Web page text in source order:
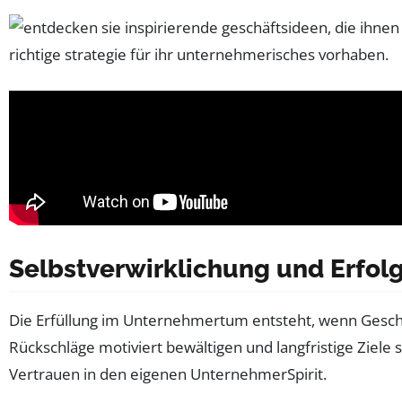
Selbstverwirklichung und
Die Erfüllung im Unternehmertum entsteht, wenn
Rückschläge motiviert bewältigen und langfristige
Vertrauen in den eigenen UnternehmerSpirit.